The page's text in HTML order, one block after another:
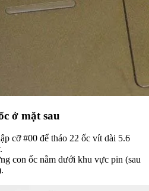
ở mặt sau
cỡ #00 để tháo 22 ốc vít dài 5.6
con ốc nằm dưới khu vực pin (sau